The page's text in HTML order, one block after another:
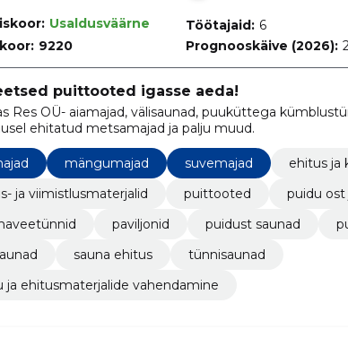
Usaldusväärne
9220
Töötajaid: 6
Prognooskäive (2026):
puittooted igasse aeda!
Res OÜ- aiamajad, välisaunad, puuküttega
ehitatud metsamajad ja palju muud.
mängumajad suvemajad
ehitus ja
ja viimistlusmaterjalid
puittooted
puidu
paviljonid puidust saunad
sauna ehitus
tünnisaunad
ja ehitusmaterjalide vahendamine